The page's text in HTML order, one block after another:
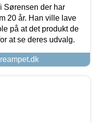
Sørensen der har
20 år. Han ville lave
på at det produkt de
at se deres udvalg.